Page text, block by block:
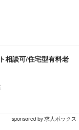
相談可/住宅型有料老
sponsored by 求人ボックス